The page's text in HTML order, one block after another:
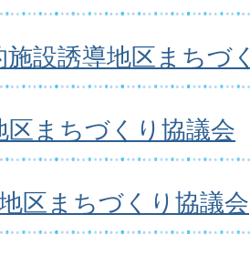
施設誘導地区まちづ
区まちづくり協議会
区まちづくり協議会